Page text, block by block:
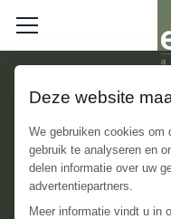
Aan de Amstel,
ligt dit prachtige
Deze website
We gebruiken cookies om
gebruik te analyseren en
delen informatie over uw
advertentiepartners.
Meer informatie vindt u in